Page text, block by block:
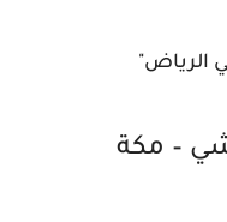
الرياض"
– مكة